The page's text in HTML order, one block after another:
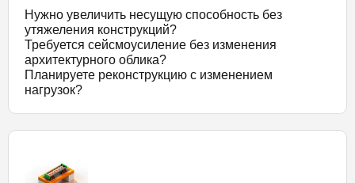
Нужно увеличить несущую способность без
утяжеления конструкций?
Требуется сейсмоусиление без изменения
архитектурного облика?
Планируете реконструкцию с изменением
нагрузок?